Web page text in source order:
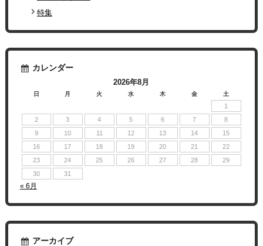
特集
カレンダー
2026年8月
日 月 火 水 木 金 土
1
2
3 4 5 6 7
8
9
10 11 12 13 14
15
16
17 18 19 20 21
22
23
24 25 26 27 28
29
30
31
« 6月
アーカイブ